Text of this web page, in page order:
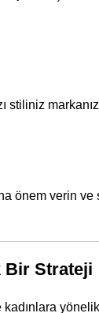
stiliniz
önem verin
Bir Strateji